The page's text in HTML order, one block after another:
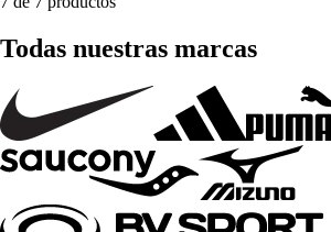
Todas nuestras marcas